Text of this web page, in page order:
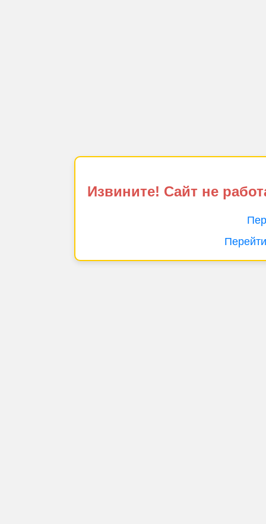
Извините! Сайт не